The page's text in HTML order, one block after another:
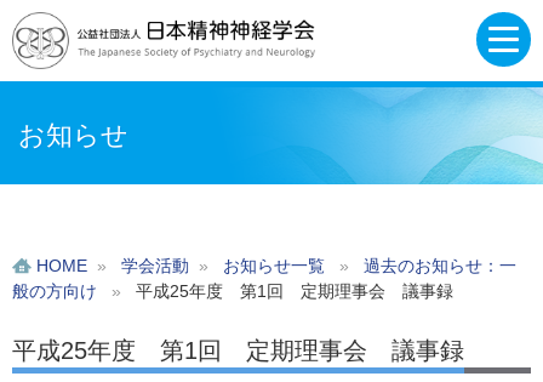
お知らせ
HOME » 学会活動 » お知らせ一覧 »
過去のお知らせ：一
般の方向け
» 平成25年度 第1回 定期理事会 議事録
平成25年度 第1回 定期理事会 議事録